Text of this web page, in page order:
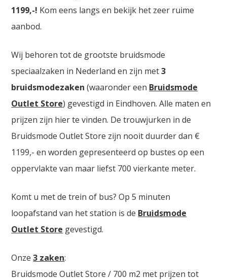
1199,-! Kom eens langs en bekijk het zeer ruime
aanbod.
Wij behoren tot de grootste bruidsmode
speciaalzaken in Nederland en zijn met3
bruidsmodezaken (waaronder een Bruidsmode
Outlet Store) gevestigd in Eindhoven. Alle maten en
prijzen zijn hier te vinden. De trouwjurken in de
Bruidsmode Outlet Store zijn nooit duurder dan €
1199,- en worden gepresenteerd op bustes op een
oppervlakte van maar liefst 700 vierkante meter.
Komt u met de trein of bus? Op 5 minuten
loopafstand van het station is de Bruidsmode
Outlet Store gevestigd.
Onze3 zaken:
Bruidsmode Outlet Store / 700 m2 met prijzen tot